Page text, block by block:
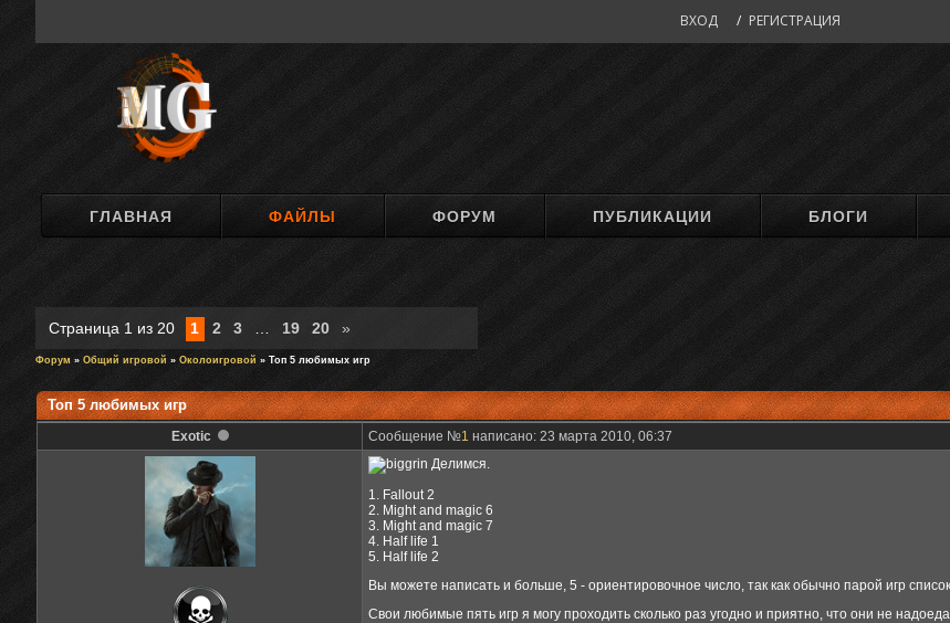
ВХОД / РЕГИСТРАЦИЯ
ГЛАВНАЯ ФАЙЛЫ ФОРУМ ПУБЛИКАЦИИ БЛОГИ
Страница 1 из 20 1 2 3 19 20 »
Форум » Общий игровой » Околоигровой » Топ 5 любимых игр
Топ 5 любимых игр
Exotic Сообщение №1 написано: 23 марта 2010, 06:37
Делимся.
1. Fallout 2
2. Might and magic 6
3. Might and magic 7
4. Half life 1
5. Half life 2
Вы можете написать и больше, 5 - ориентировочное число, так как обычно парой игр
Свои любимые пять игр я могу проходить сколько раз угодно и приятно, что они не